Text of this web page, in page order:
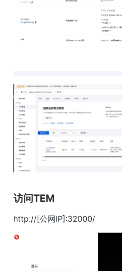
访问TEM
http://[公网IP]:32000/